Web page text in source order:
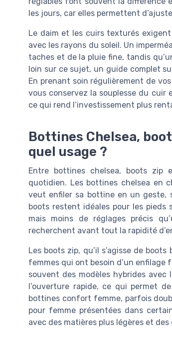
les jours, car elles permettent
Le daim et les cuirs texturés
avec les rayons du soleil. Un
taches et de la pluie fine, tandis
loin sur ce sujet, un guide complet
En prenant soin régulièrement de
vous conservez la souplesse du
ce qui rend l’investissement plus
Bottines Chelsea,
quel usage ?
Entre bottines chelsea, boots zip
quotidien. Les bottines chelsea en
veut enfiler sa bottine en un geste,
boots restent idéales pour les pieds
mais moins de réglages précis
recherchent avant tout la rapidité
Les boots zip, qu’il s’agisse de
femmes qui ont besoin d’un
souvent des modèles hybrides
l’ouverture rapide, ce qui permet
bottines confort femme, parfois
pour femme présentées dans
avec des matières plus légères et